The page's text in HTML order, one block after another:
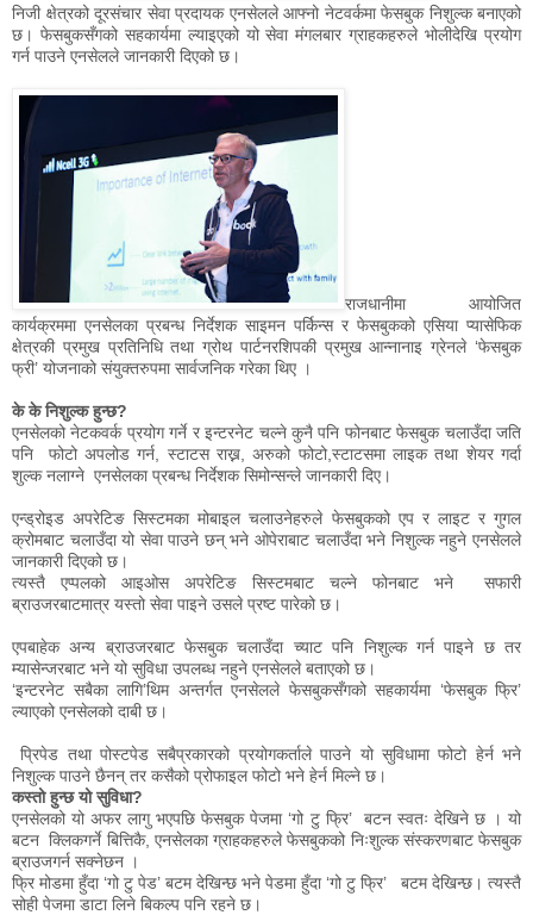
निजी क्षेत्रको दूरसंचार सेवा प्रदायक एनसेलले आफ्नो नेटवर्कमा फेसबुक निशुल्क बनाएको
छ। फेसबुकसँगको सहकार्यमा ल्याइएको यो सेवा मंगलबार ग्राहकहरुले भोलीदेखि प्रयोग
गर्न पाउने एनसेलले जानकारी दिएको छ।
राजधानीमा आयोजित
कार्यक्रममा एनसेलका प्रबन्ध निर्देशक साइमन पर्किन्स र फेसबुकको एसिया प्यासेफिक
क्षेत्रकी प्रमुख प्रतिनिधि तथा ग्रोथ पार्टनरशिपकी प्रमुख आन्नानाइ ग्रेनले ‘फेसबुक
फ्री’ योजनाको संयुक्तरुपमा सार्वजनिक गरेका थिए ।
के के निशुल्क हुन्छ?
एनसेलको नेटकवर्क प्रयोग गर्ने र इन्टरनेट चल्ने कुनै पनि फोनबाट फेसबुक चलाउँदा जति
पनि फोटो अपलोड गर्न, स्टाटस राख्न, अरुको फोटो,स्टाटसमा लाइक तथा शेयर गर्दा
शुल्क नलाग्ने एनसेलका प्रबन्ध निर्देशक सिमोन्सन्ले जानकारी दिए।
एन्ड्रोइड अपरेटिङ सिस्टमका मोबाइल चलाउनेहरुले फेसबुकको एप र लाइट र गुगल
क्रोमबाट चलाउँदा यो सेवा पाउने छन् भने ओपेराबाट चलाउँदा भने निशुल्क नहुने एनसेलले
जानकारी दिएको छ।
त्यस्तै एप्पलको आइओस अपरेटिङ सिस्टमबाट चल्ने फोनबाट भने सफारी
ब्राउजरबाटमात्र यस्तो सेवा पाइने उसले प्रष्ट पारेको छ।
एपबाहेक अन्य ब्राउजरबाट फेसबुक चलाउँदा च्याट पनि निशुल्क गर्न पाइने छ तर
म्यासेन्जरबाट भने यो सुविधा उपलब्ध नहुने एनसेलले बताएको छ।
‘इन्टरनेट सबैका लागि’थिम अन्तर्गत एनसेलले फेसबुकसँगको सहकार्यमा ‘फेसबुक फ्रि’
ल्याएको एनसेलको दाबी छ।
प्रिपेड तथा पोस्टपेड सबैप्रकारको प्रयोगकर्ताले पाउने यो सुविधामा फोटो हेर्न भने
निशुल्क पाउने छैनन् तर कसैको प्रोफाइल फोटो भने हेर्न मिल्ने छ।
कस्तो हुन्छ यो सुविधा?
एनसेलको यो अफर लागु भएपछि फेसबुक पेजमा ‘गो टु फ्रि’ बटन स्वतः देखिने छ । यो
बटन क्लिकगर्ने बित्तिकै, एनसेलका ग्राहकहरुले फेसबुकको निःशुल्क संस्करणबाट फेसबुक
ब्राउजगर्न सक्नेछन ।
फ्रि मोडमा हुँदा ‘गो टु पेड’ बटम देखिन्छ भने पेडमा हुँदा ‘गो टु फ्रि’ बटम देखिन्छ। त्यस्तै
सोही पेजमा डाटा लिने बिकल्प पनि रहने छ।